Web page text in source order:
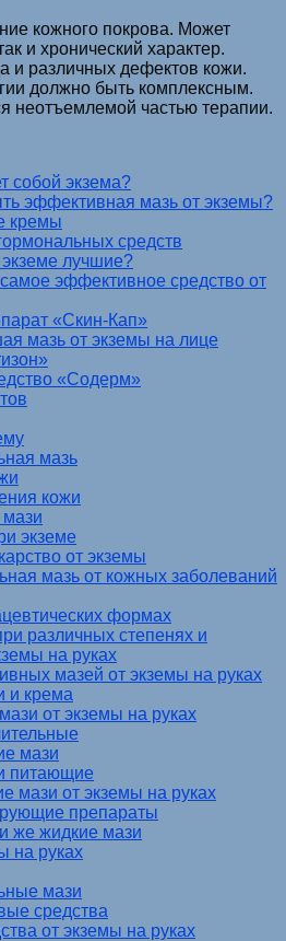
кожного покрова. Может
и хронический характер.
и различных дефектов кожи.
должно быть комплексным.
неотъемлемой частью терапии.
собой экзема?
эффективная мазь от экземы?
кремы
средств
лучшие?
эффективное средство от
«Скин-Кап»
мазь от экземы на лице
«Содерм»
мазь
кожи
экземе
от экземы
мазь от кожных заболеваний
формах
различных степенях и
на руках
мазей от экземы на руках
и крема
от экземы на руках
мази
питающие
мази от экземы на руках
препараты
же жидкие мази
на руках
мази
средства
от экземы на руках